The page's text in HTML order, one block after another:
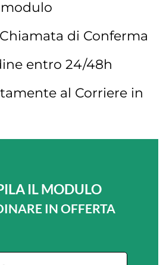
di Conferma
entro 24/48h
al Corriere in
IL MODULO
IN OFFERTA